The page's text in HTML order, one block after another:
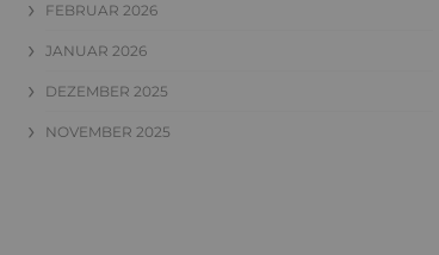
FEBRUAR 2026
JANUAR 2026
DEZEMBER 2025
NOVEMBER 2025